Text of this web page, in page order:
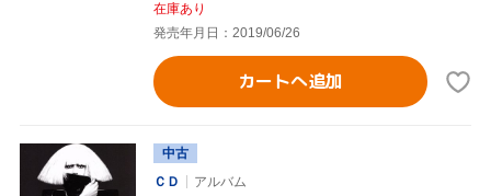
在庫あり
発売年月日：2019/06/26
カートへ追加
中古
ＣＤ
アルバム